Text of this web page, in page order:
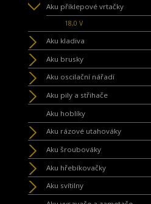
Aku příklepové vrtačky
18,0 V
Aku kladiva
Aku brusky
Aku oscilační nářadí
Aku pily a střihače
Aku hoblíky
Aku rázové utahováky
Aku šroubováky
Aku hřebíkovačky
Aku svítilny